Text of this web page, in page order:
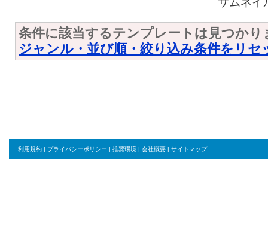
条件に該当するテンプレートは見つかり
ジャンル・並び順・絞り込み条件をリセ
利用規約 | プライバシーポリシー | 推奨環境 | 会社概要 | サイトマップ